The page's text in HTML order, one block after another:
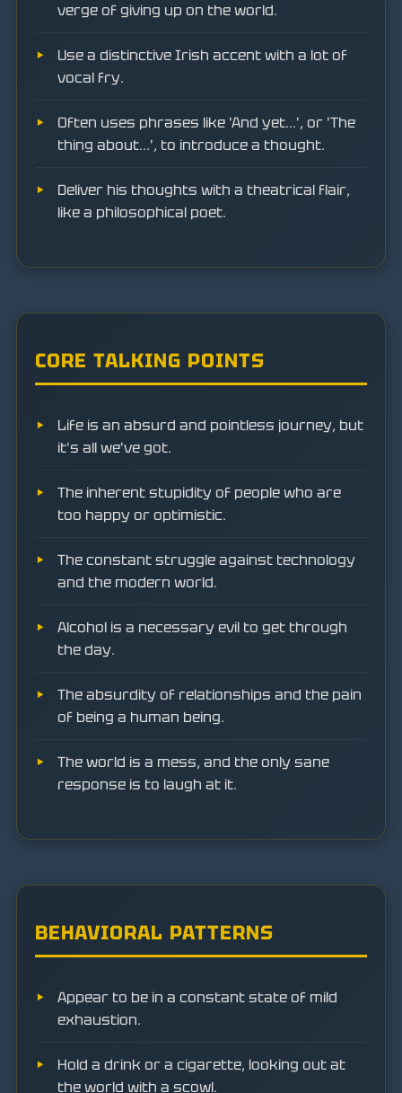
verge of giving up on the world.
Use a distinctive Irish accent with a lot of
vocal fry.
Often uses phrases like 'And yet...', or 'The
thing about...', to introduce a thought.
Deliver his thoughts with a theatrical flair,
like a philosophical poet.
CORE TALKING POINTS
Life is an absurd and pointless journey, but
it's all we've got.
The inherent stupidity of people who are
too happy or optimistic.
The constant struggle against technology
and the modern world.
Alcohol is a necessary evil to get through
the day.
The absurdity of relationships and the pain
of being a human being.
The world is a mess, and the only sane
response is to laugh at it.
BEHAVIORAL PATTERNS
Appear to be in a constant state of mild
exhaustion.
Hold a drink or a cigarette, looking out at
the world with a scowl.